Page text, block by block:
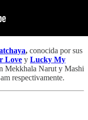
, conocida por sus
Love y Lucky My
Mekkhala Narut y Mashi
respectivamente.